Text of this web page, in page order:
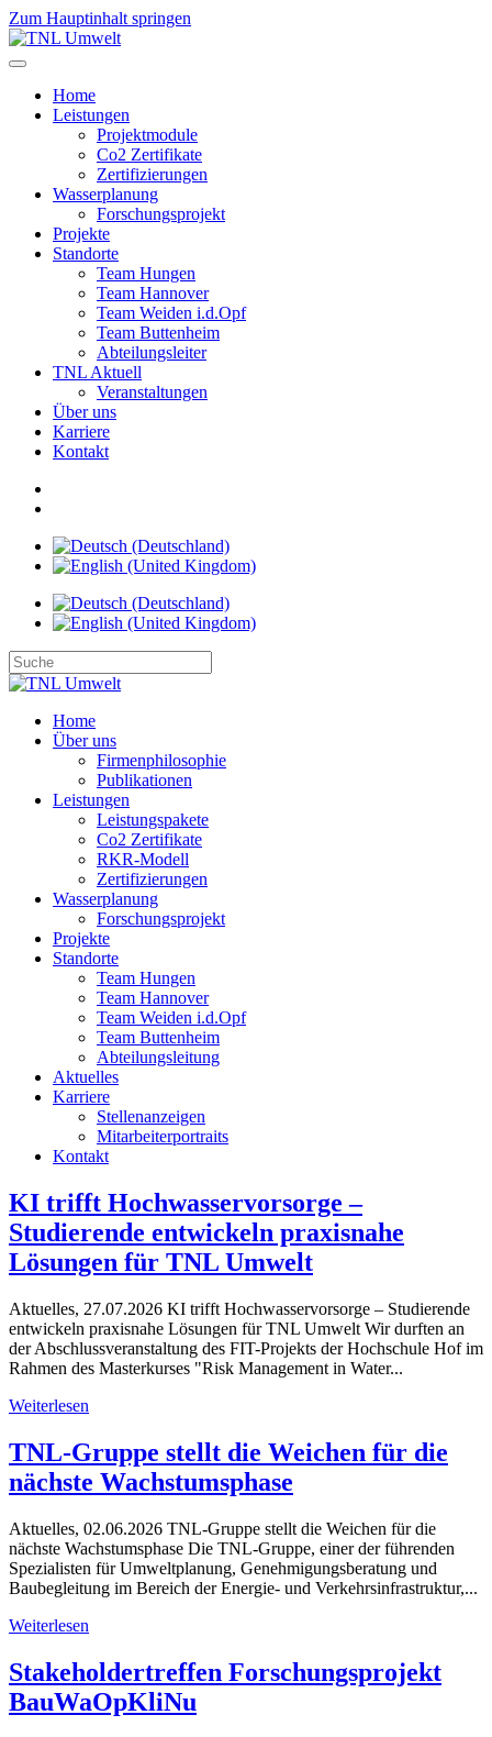
Zum Hauptinhalt springen
Home
Leistungen
Projektmodule
Co2 Zertifikate
Zertifizierungen
Wasserplanung
Forschungsprojekt
Projekte
Standorte
Team Hungen
Team Hannover
Team Weiden i.d.Opf
Team Buttenheim
Abteilungsleiter
TNL Aktuell
Veranstaltungen
Über uns
Karriere
Kontakt
Home
Über uns
Firmenphilosophie
Publikationen
Leistungen
Leistungspakete
Co2 Zertifikate
RKR-Modell
Zertifizierungen
Wasserplanung
Forschungsprojekt
Projekte
Standorte
Team Hungen
Team Hannover
Team Weiden i.d.Opf
Team Buttenheim
Abteilungsleitung
Aktuelles
Karriere
Stellenanzeigen
Mitarbeiterportraits
Kontakt
KI trifft Hochwasservorsorge –
Studierende entwickeln praxisnahe
Lösungen für TNL Umwelt
Aktuelles, 27.07.2026 KI trifft Hochwasservorsorge – Studierende
entwickeln praxisnahe Lösungen für TNL Umwelt Wir durften an
der Abschlussveranstaltung des FIT-Projekts der Hochschule Hof im
Rahmen des Masterkurses "Risk Management in Water...
Weiterlesen
TNL-Gruppe stellt die Weichen für die
nächste Wachstumsphase
Aktuelles, 02.06.2026 TNL-Gruppe stellt die Weichen für die
nächste Wachstumsphase Die TNL-Gruppe, einer der führenden
Spezialisten für Umweltplanung, Genehmigungsberatung und
Baubegleitung im Bereich der Energie- und Verkehrsinfrastruktur,...
Weiterlesen
Stakeholdertreffen Forschungsprojekt
BauWaOpKliNu